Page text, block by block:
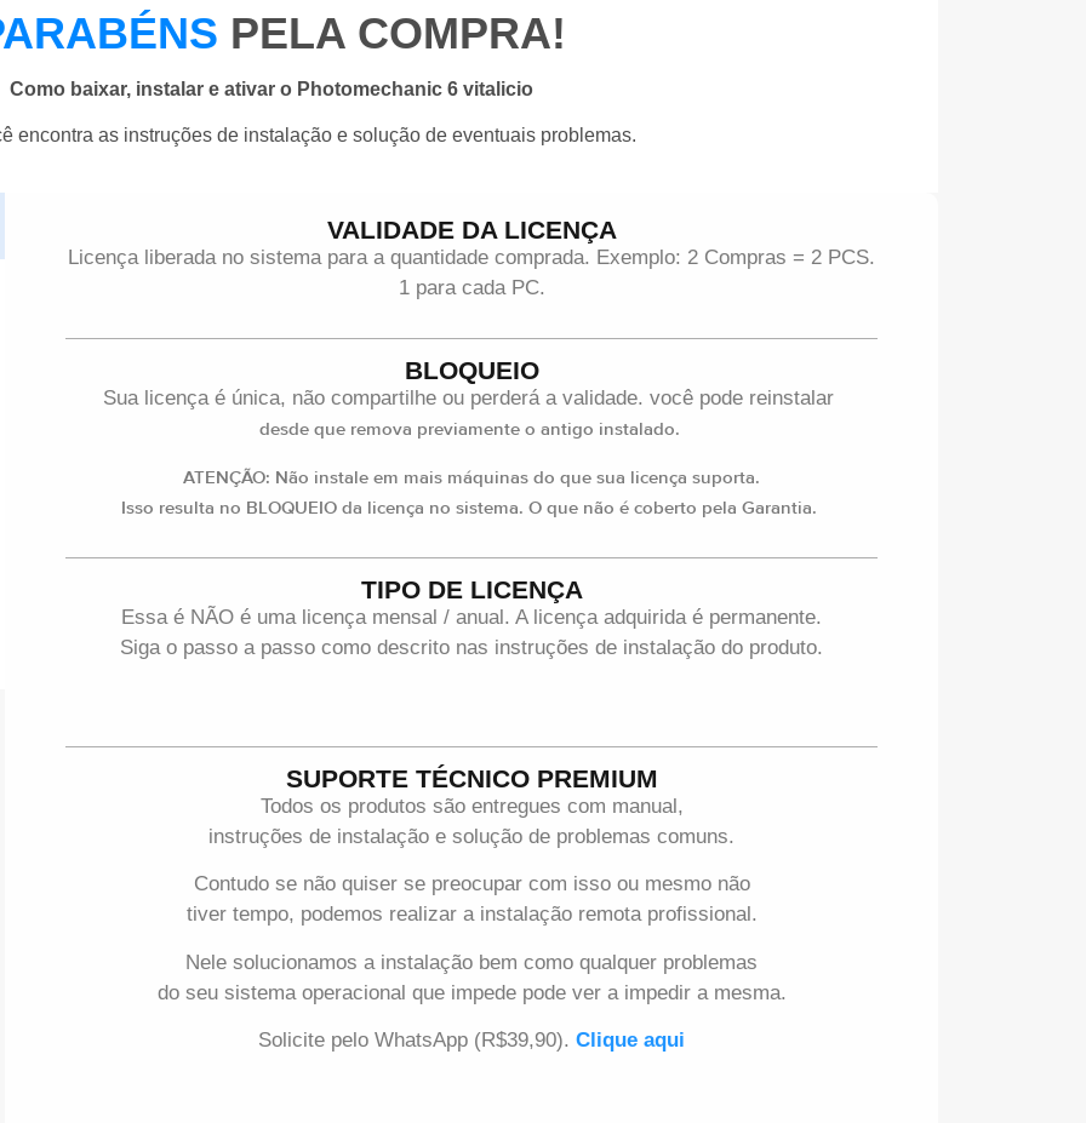
PELA COMPRA!
Como baixar, instalar e ativar o Photomechanic 6 vitalicio
encontra as instruções de instalação e solução de eventuais problemas.
VALIDADE DA LICENÇA
Licença liberada no sistema para a quantidade comprada. Exemplo: 2 Compras = 2 PCS.
1 para cada PC.
BLOQUEIO
Sua licença é única, não compartilhe ou perderá a validade. você pode reinstalar
desde que remova previamente o antigo instalado.
ATENÇÃO: Não instale em mais máquinas do que sua licença suporta.
Isso resulta no BLOQUEIO da licença no sistema. O que não é coberto pela Garantia.
TIPO DE LICENÇA
Essa é NÃO é uma licença mensal / anual. A licença adquirida é permanente.
Siga o passo a passo como descrito nas instruções de instalação do produto.
SUPORTE TÉCNICO PREMIUM
Todos os produtos são entregues com manual,
instruções de instalação e solução de problemas comuns.
Contudo se não quiser se preocupar com isso ou mesmo não
tiver tempo, podemos realizar a instalação remota profissional.
Nele solucionamos a instalação bem como qualquer problemas
do seu sistema operacional que impede pode ver a impedir a mesma.
Solicite pelo WhatsApp (R$39,90). Clique aqui